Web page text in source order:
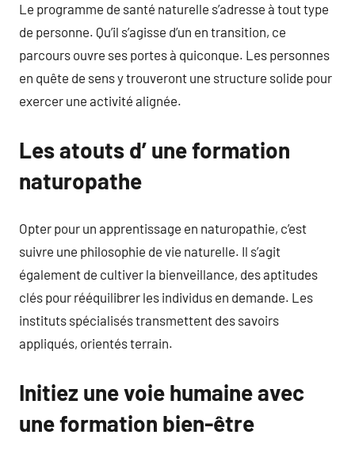
Le programme de santé naturelle s’adresse à tout type
de personne. Qu’il s’agisse d’un en transition, ce
parcours ouvre ses portes à quiconque. Les personnes
en quête de sens y trouveront une structure solide pour
exercer une activité alignée.
Les atouts d’ une formation
naturopathe
Opter pour un apprentissage en naturopathie, c’est
suivre une philosophie de vie naturelle. Il s’agit
également de cultiver la bienveillance, des aptitudes
clés pour rééquilibrer les individus en demande. Les
instituts spécialisés transmettent des savoirs
appliqués, orientés terrain.
Initiez une voie humaine avec
une formation bien-être